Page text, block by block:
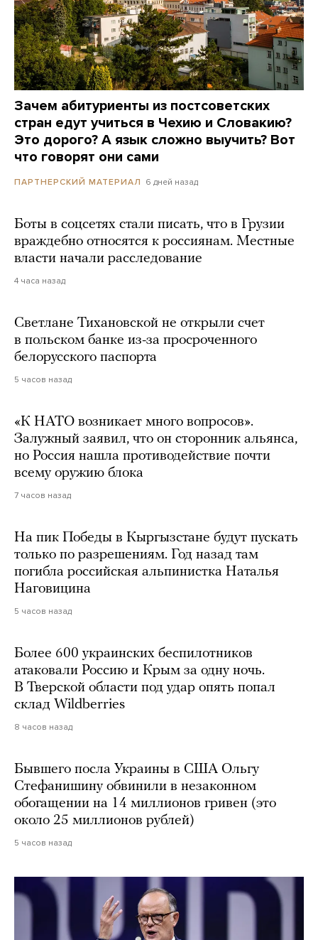
Зачем абитуриенты из постсоветских
стран едут учиться в Чехию и Словакию?
Это дорого? А язык сложно выучить? Вот
что говорят они сами
ПАРТНЕРСКИЙ МАТЕРИАЛ 6 дней назад
Боты в соцсетях стали писать, что в Грузии
враждебно относятся к россиянам. Местные
власти начали расследование
4 часа назад
Светлане Тихановской не открыли счет
в польском банке из-за просроченного
белорусского паспорта
5 часов назад
«К НАТО возникает много вопросов».
Залужный заявил, что он сторонник альянса,
но Россия нашла противодействие почти
всему оружию блока
7 часов назад
На пик Победы в Кыргызстане будут пускать
только по разрешениям. Год назад там
погибла российская альпинистка Наталья
Наговицина
5 часов назад
Более 600 украинских беспилотников
атаковали Россию и Крым за одну ночь.
В Тверской области под удар опять попал
склад Wildberries
8 часов назад
Бывшего посла Украины в США Ольгу
Стефанишину обвинили в незаконном
обогащении на 14 миллионов гривен (это
около 25 миллионов рублей)
5 часов назад